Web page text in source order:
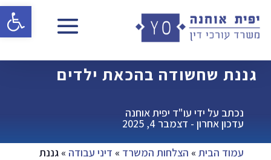
גננת שחשודה בהכאת ילדים
נכתב על ידי עו"ד יפית אוחנה
עדכון אחרון - דצמבר 4, 2025
עמוד הבית» הצלחות המשרד » דיני עבודה » גננת